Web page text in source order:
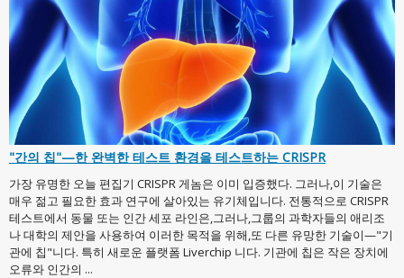
"간의 칩"—한 완벽한 테스트 환경을 테스트하는 CRISPR
가장 유명한 오늘 편집기 CRISPR 게놈은 이미 입증했다. 그러나,이 기술은
매우 젊고 필요한 효과 연구에 살아있는 유기체입니다. 전통적으로 CRISPR
테스트에서 동물 또는 인간 세포 라인은,그러나,그룹의 과학자들의 애리조
나 대학의 제안을 사용하여 이러한 목적을 위해,또 다른 유망한 기술이—"기
관에 칩"니다. 특히 새로운 플랫폼 Liverchip 니다. 기관에 칩은 작은 장치에
오류와 인간의 ...